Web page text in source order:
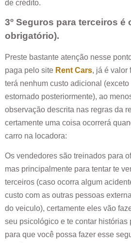
de crédito.
3º Seguros para terceiros é
obrigatório).
Preste bastante atenção nesse
paga pelo site Rent Cars, já é valor
terá nenhum custo adicional
estornado posteriormente), ao
observação descrita nas regras da
certamente uma coisa ocorrerá
carro na locadora:
Os vendedores são treinados para
mas principalmente para tentar te
terceiros (caso ocorra algum
custo com as outras pessoas
do veiculo), certamente eles vão
seu psicológico e te contar histórias
para que você possa fazer esse